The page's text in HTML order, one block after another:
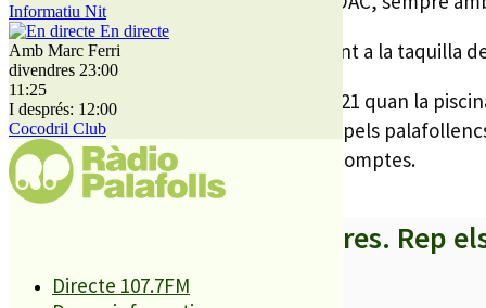
Informatiu Nit
En directe
Amb Marc Ferri
divendres 23:00
11:25
I després: 12:00
Cocodril Club
Directe 107.7FM
Presentant el volant d’empadronament a la taquilla
Aquests descomptes es fan des del 2021 quan la
Marineland l’aplicació de descomptes pels
estiu s’ha pogut gaudir d’aquests descomptes.
A partir d’ara no et perdis res. Rep